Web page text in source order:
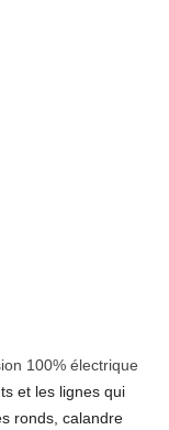
100% électrique
et les lignes qui
ronds, calandre